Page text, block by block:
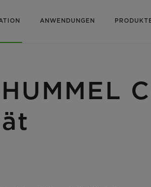
ANWENDUNGEN